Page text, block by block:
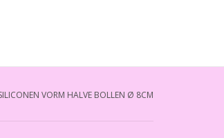
VORM HALVE BOLLEN Ø 8CM